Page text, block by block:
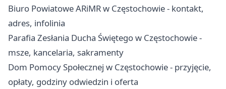
Biuro Powiatowe ARiMR w Częstochowie - kontakt,
adres, infolinia
Parafia Zesłania Ducha Świętego w Częstochowie -
msze, kancelaria, sakramenty
Dom Pomocy Społecznej w Częstochowie - przyjęcie,
opłaty, godziny odwiedzin i oferta